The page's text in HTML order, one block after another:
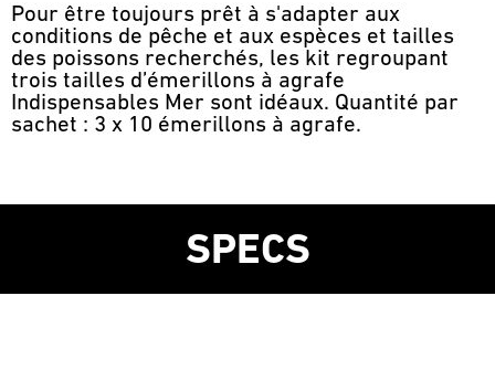
Pour être toujours prêt à s'adapter aux
conditions de pêche et aux espèces et tailles
des poissons recherchés, les kit regroupant
trois tailles d’émerillons à agrafe
Indispensables Mer sont idéaux. Quantité par
sachet : 3 x 10 émerillons à agrafe.
SPECS